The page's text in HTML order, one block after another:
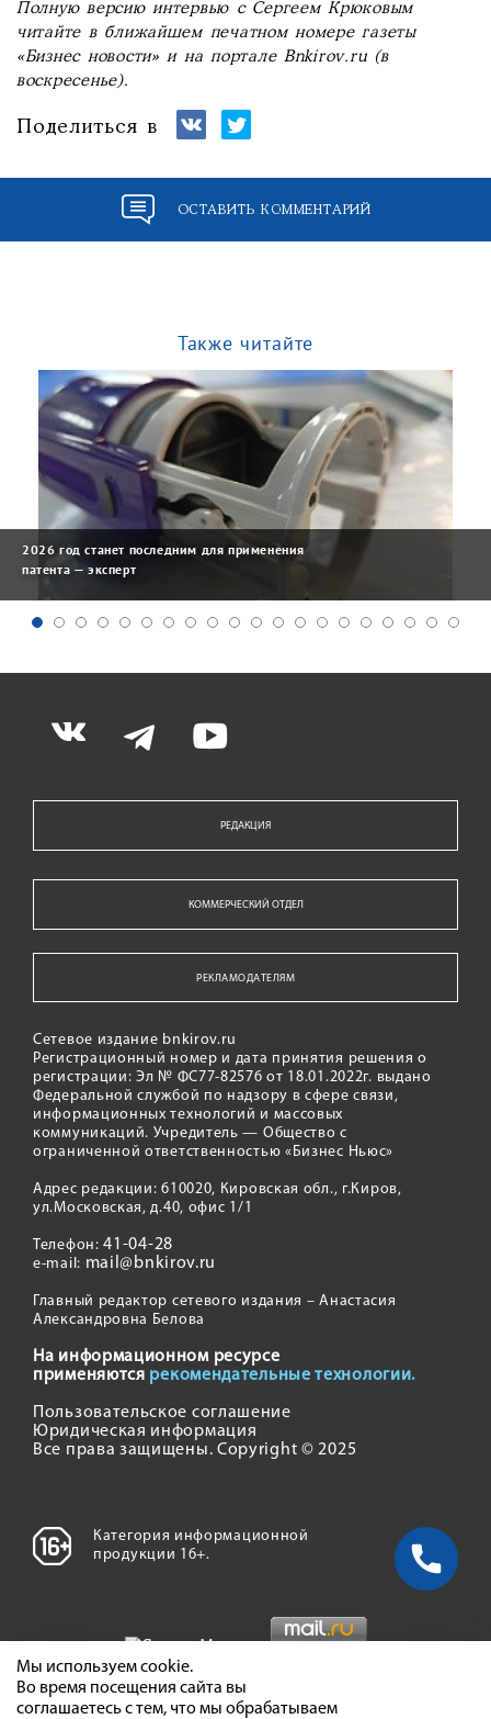
Полную версию интервью с Сергеем Крюковым
читайте в ближайшем печатном номере газеты
«Бизнес новости» и на портале Bnkirov.ru (в
воскресенье).
Поделиться в
ОСТАВИТЬ КОММЕНТАРИЙ
Также читайте
2026 год станет последним для применения
патента — эксперт
РЕДАКЦИЯ
КОММЕРЧЕСКИЙ ОТДЕЛ
РЕКЛАМОДАТЕЛЯМ
Сетевое издание bnkirov.ru
Регистрационный номер и дата принятия решения о
регистрации: Эл № ФС77-82576 от 18.01.2022г. выдано
Федеральной службой по надзору в сфере связи,
информационных технологий и массовых
коммуникаций. Учредитель — Общество с
ограниченной ответственностью «Бизнес Ньюс»
Адрес редакции: 610020, Кировская обл., г.Киров,
ул.Московская, д.40, офис 1/1
Телефон:41-04-28
e-mail: mail@bnkirov.ru
Главный редактор сетевого издания – Анастасия
Александровна Белова
На информационном ресурсе
применяются рекомендательные технологии.
Пользовательское соглашение
Юридическая информация
Все права защищены. Copyright © 2025
Категория информационной
продукции 16+.
Мы используем cookie.
Во время посещения сайта вы
соглашаетесь с тем, что мы обрабатываем